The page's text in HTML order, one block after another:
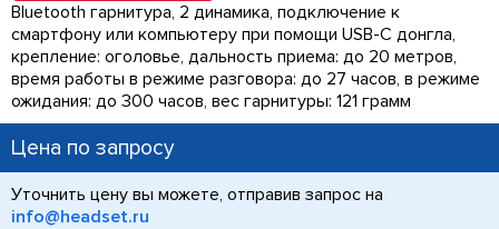
Bluetooth гарнитура, 2 динамика, подключение к
смартфону или компьютеру при помощи USB-С донгла,
крепление: оголовье, дальность приема: до 20 метров,
время работы в режиме разговора: до 27 часов, в режиме
ожидания: до 300 часов, вес гарнитуры: 121 грамм
Цена по запросу
Уточнить цену вы можете, отправив запрос на
info@headset.ru